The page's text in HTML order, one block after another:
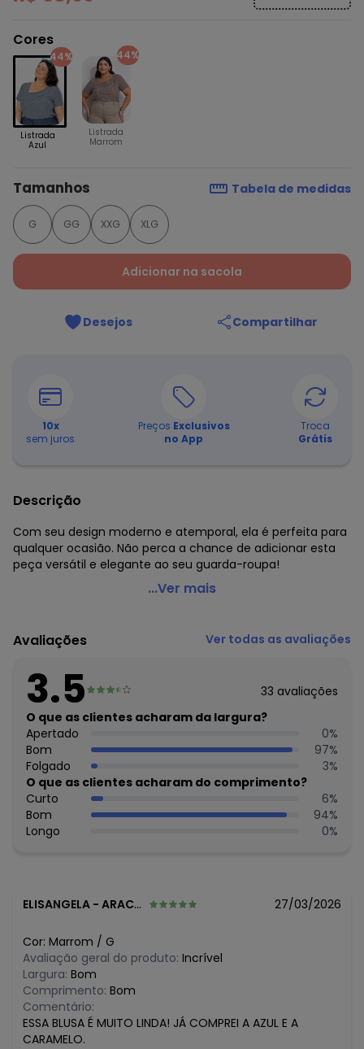
Cores
44%
Listrada
Azul
44%
Listrada
Marrom
Tamanhos Tabela de medidas
G GG XXG XLG
Adicionar na sacola
Desejos Compartilhar
10x
sem juros
Preços Exclusivos
no App
Troca
Grátis
Descrição
Com seu design moderno e atemporal, ela é perfeita para
qualquer ocasião. Não perca a chance de adicionar esta
peça versátil e elegante ao seu guarda-roupa!
Marguerite - Blusa Listrada Azul em Malha Listrada.
Modelagem: Solta
Decote frente: Decote assimétrico
Comprimento da manga: Curta
Complemento: Recorte anatômico;Babado no decote;
Material: Meia Malha Listrada Fio Tinto
Estação: Ano Inteiro
Situação de Uso: Casual
Composição Material: 50% Algodão, 50% Poliéster
Histórico de preços
O preço apresentado abaixo é o menor oferecido em
algum dia do mês, para o menor tamanho disponível.
maio/2026 R$ 49,99
março/2026
fevereiro/2026
...Ver mais
Avaliações Ver todas as avaliações
3.5 33 avaliações
O que as clientes acharam da largura?
Apertado
0%
Bom
97%
Folgado
3%
O que as clientes acharam do comprimento?
Curto
6%
Bom
94%
Longo
0%
ELISANGELA - ARACAJU - SE 27/03/2026
Cor: Marrom / G
Avaliação geral do produto: Incrível
Largura: Bom
Comprimento: Bom
Comentário:
ESSA BLUSA É MUITO LINDA! JÁ COMPREI A AZUL E A
CARAMELO.